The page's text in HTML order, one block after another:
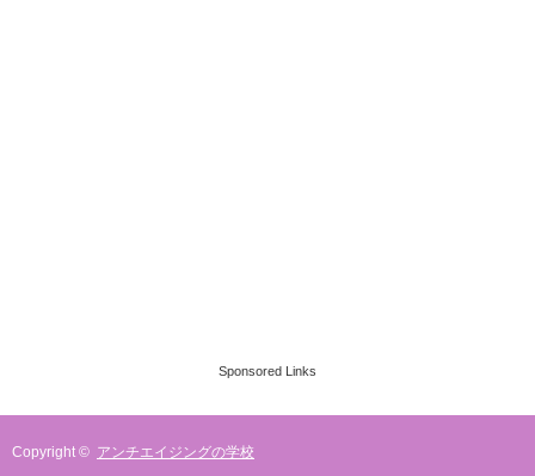
Sponsored Links
Copyright © アンチエイジングの学校